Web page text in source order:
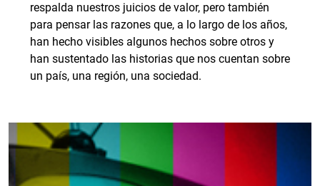
respalda nuestros juicios de valor, pero también
para pensar las razones que, a lo largo de los años,
han hecho visibles algunos hechos sobre otros y
han sustentado las historias que nos cuentan sobre
un país, una región, una sociedad.